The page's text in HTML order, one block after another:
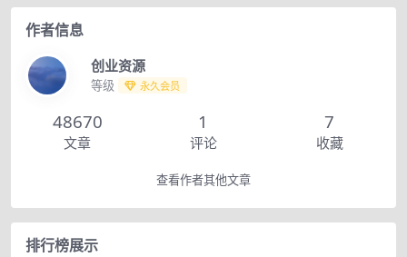
作者信息
创业资源
等级 永久会员
48670
文章
1
评论
7
收藏
查看作者其他文章
排行榜展示